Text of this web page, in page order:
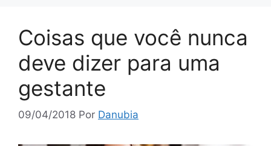
Coisas que você nunca
deve dizer para uma
gestante
09/04/2018 Por Danubia